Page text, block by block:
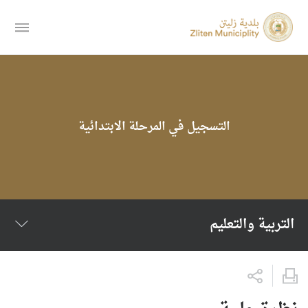
التسجيل في المرحلة الابتدائية
التربية والتعليم